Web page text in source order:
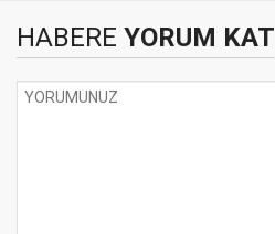
HABERE YORUM KAT